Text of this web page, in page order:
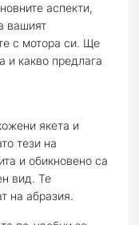
аспекти,
вашият
с мотора си. Ще
и какво предлага
якета и
тези на
и обикновено са
вид. Те
на абразия.